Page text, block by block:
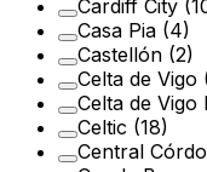
Cardiff City
Casa Pia (4)
Castellón (2)
Celta de Vigo
Celta de Vigo
Celtic (18)
Central